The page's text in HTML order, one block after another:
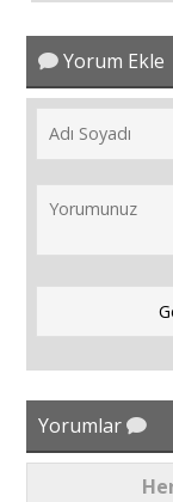
Yorum Ekle
Yorumlar